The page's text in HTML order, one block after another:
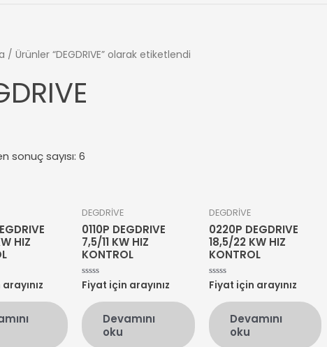
/ Ürünler “DEGDRIVE” olarak etiketlendi
sonuç sayısı: 6
HIZ
DEGDRİVE
0110P DEGDRIVE
7,5/11 KW HIZ
KONTROL
5
üzerinden
oy
aldı
Fiyat için arayınız
Devamını
oku
DEGDRİVE
0220P DEGDRIVE
18,5/22 KW HIZ
KONTROL
5
üzerinden
oy
aldı
Fiyat için arayınız
Devamını
oku